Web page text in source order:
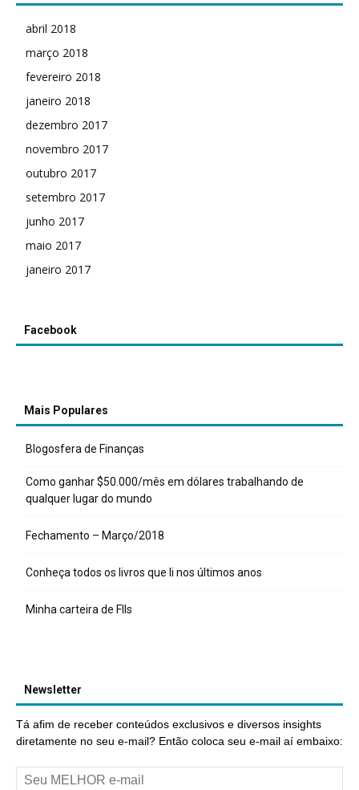
abril 2018
março 2018
fevereiro 2018
janeiro 2018
dezembro 2017
novembro 2017
outubro 2017
setembro 2017
junho 2017
maio 2017
janeiro 2017
Facebook
Mais Populares
Blogosfera de Finanças
Como ganhar $50.000/mês em dólares trabalhando de
qualquer lugar do mundo
Fechamento – Março/2018
Conheça todos os livros que li nos últimos anos
Minha carteira de FIIs
Newsletter
Tá afim de receber conteúdos exclusivos e diversos insights
diretamente no seu e-mail? Então coloca seu e-mail aí embaixo: